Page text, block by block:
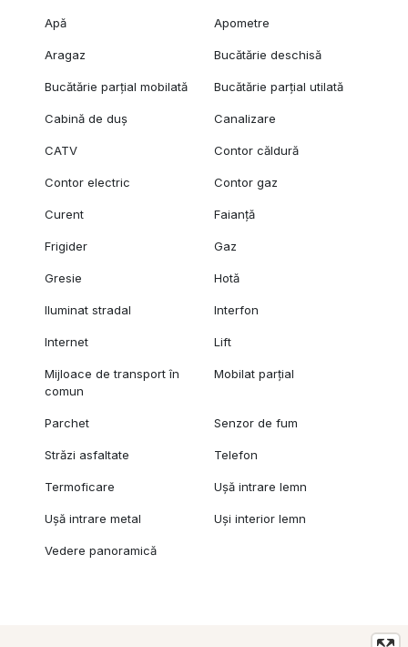
Apă Apometre
Aragaz Bucătărie deschisă
Bucătărie parțial mobilată Bucătărie parțial utilată
Cabină de duș Canalizare
CATV Contor căldură
Contor electric Contor gaz
Curent Faianță
Frigider Gaz
Gresie Hotă
Iluminat stradal Interfon
Internet Lift
Mijloace de transport în
comun
Mobilat parțial
Parchet Senzor de fum
Străzi asfaltate Telefon
Termoficare Ușă intrare lemn
Ușă intrare metal Uși interior lemn
Vedere panoramică